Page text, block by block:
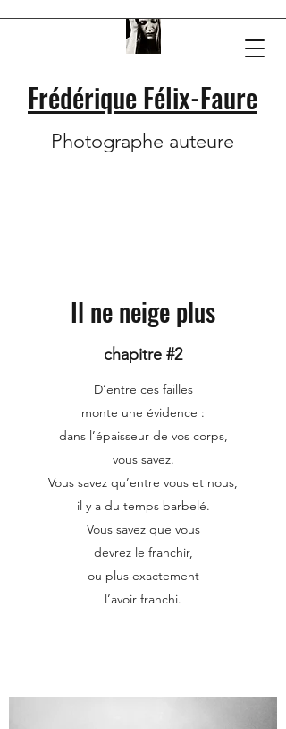
Frédérique Félix-Faure
Photographe auteure
Il ne neige plus
chapitre #2
D’entre ces failles
monte une évidence :
dans l’épaisseur de vos corps,
vous savez.
Vous savez qu’entre vous et nous,
il y a du temps barbelé.
Vous savez que vous
devrez le franchir,
ou plus exactement
l’avoir franchi.